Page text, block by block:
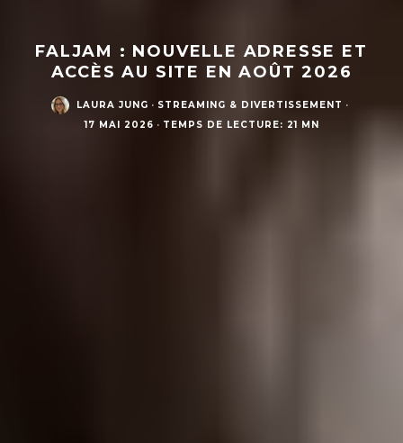
FALJAM : NOUVELLE ADRESSE ET
ACCÈS AU SITE EN AOÛT 2026
LAURA JUNG · STREAMING & DIVERTISSEMENT ·
17 MAI 2026 · TEMPS DE LECTURE: 21 MN